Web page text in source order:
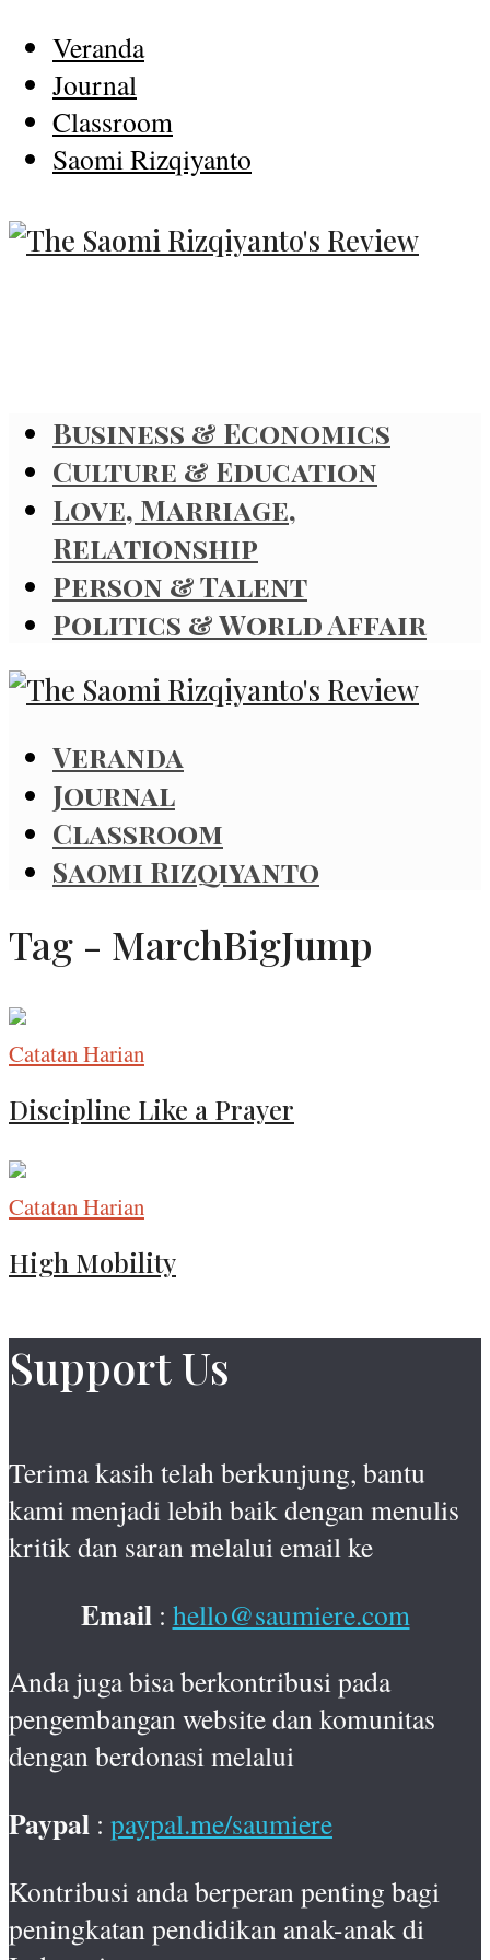
Veranda
Journal
Classroom
Saomi Rizqiyanto
Business & Economics
Culture & Education
Love, Marriage,
Relationship
Person & Talent
Politics & World Affair
Veranda
Journal
Classroom
Saomi Rizqiyanto
Tag - MarchBigJump
Catatan Harian
Discipline Like a Prayer
Catatan Harian
High Mobility
Support Us
Terima kasih telah berkunjung, bantu
kami menjadi lebih baik dengan menulis
kritik dan saran melalui email ke
Email: hello@saumiere.com
Anda juga bisa berkontribusi pada
pengembangan website dan komunitas
dengan berdonasi melalui
Paypal : paypal.me/saumiere
Kontribusi anda berperan penting bagi
peningkatan pendidikan anak-anak di